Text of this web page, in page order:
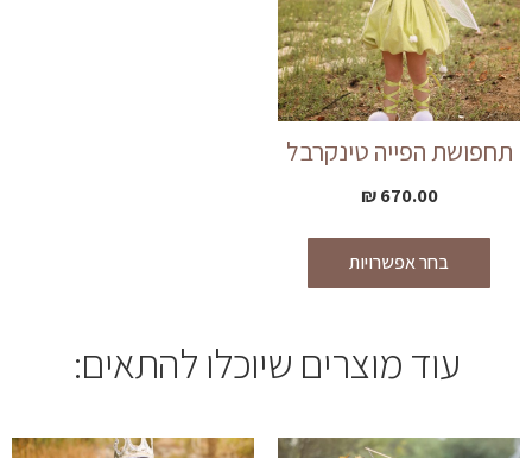
תחפושת הפייה טינקרבל
670.00
₪
בחר אפשרויות
עוד מוצרים שיוכלו להתאים: